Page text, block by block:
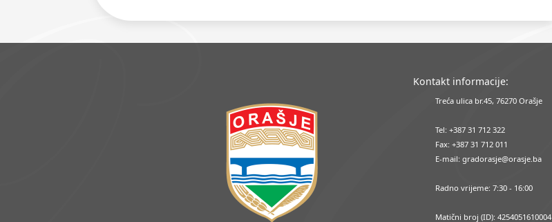
Kontakt informacije:
Treća ulica br.45, 76270 Orašje
Tel: +387 31 712 322
Fax: +387 31 712 011
E-mail: gradorasje@orasje.ba
Radno vrijeme: 7:30 - 16:00
Matični broj (ID): 4254051610004